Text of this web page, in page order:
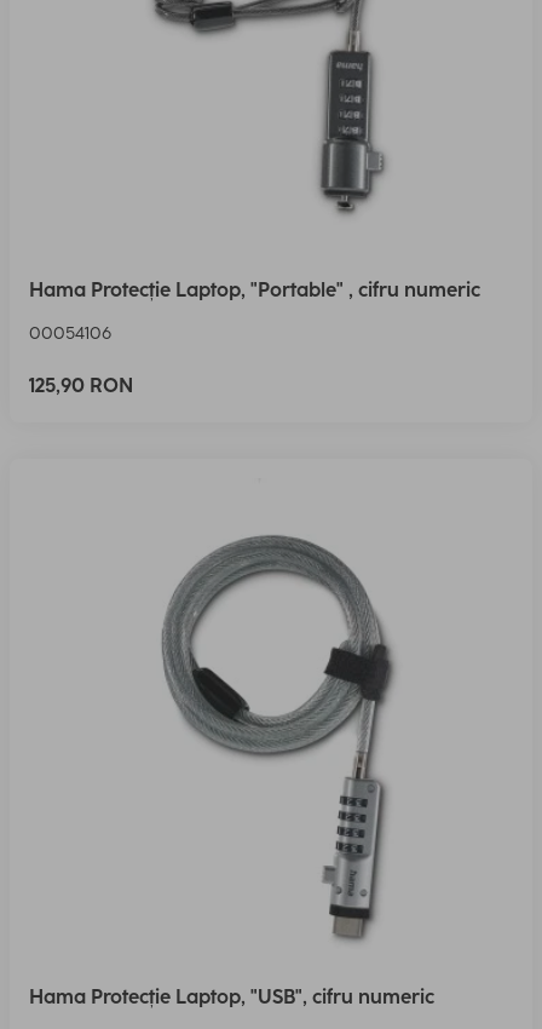
Hama Protecție Laptop, "Portable" , cifru numeric
00054106
125,90 RON
Hama Protecție Laptop, "USB", cifru numeric